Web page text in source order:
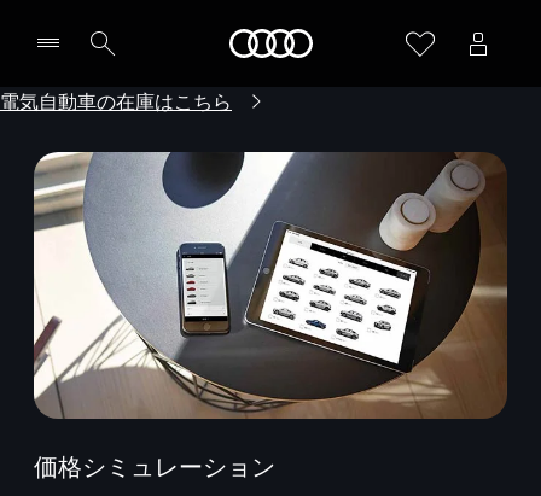
電気自動車の在庫はこちら
価格シミュレーション